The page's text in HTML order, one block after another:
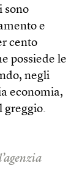
sono
e
cento
possiede le
negli
economia,
greggio.